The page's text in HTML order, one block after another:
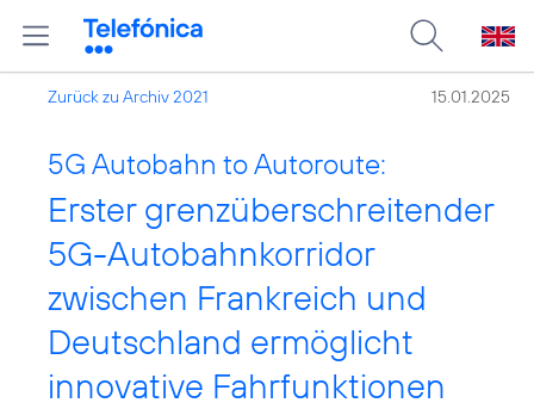
Zurück zu Archiv 2021 15.01.2025
5G Autobahn to Autoroute:
Erster grenzüberschreitender
5G-Autobahnkorridor
zwischen Frankreich und
Deutschland ermöglicht
innovative Fahrfunktionen